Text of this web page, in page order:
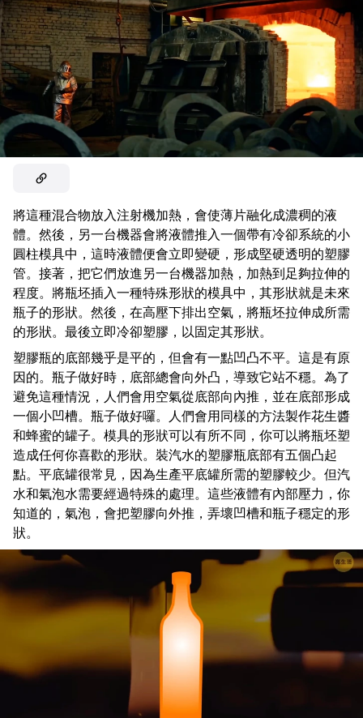
將這種混合物放入注射機加熱，會使薄片融化成濃稠的液
體。然後，另一台機器會將液體推入一個帶有冷卻系統的小
圓柱模具中，這時液體便會立即變硬，形成堅硬透明的塑膠
管。接著，把它們放進另一台機器加熱，加熱到足夠拉伸的
程度。將瓶坯插入一種特殊形狀的模具中，其形狀就是未來
瓶子的形狀。然後，在高壓下排出空氣，將瓶坯拉伸成所需
的形狀。最後立即冷卻塑膠，以固定其形狀。
塑膠瓶的底部幾乎是平的，但會有一點凹凸不平。這是有原
因的。瓶子做好時，底部總會向外凸，導致它站不穩。為了
避免這種情況，人們會用空氣從底部向內推，並在底部形成
一個小凹槽。瓶子做好囉。人們會用同樣的方法製作花生醬
和蜂蜜的罐子。模具的形狀可以有所不同，你可以將瓶坯塑
造成任何你喜歡的形狀。裝汽水的塑膠瓶底部有五個凸起
點。平底罐很常見，因為生產平底罐所需的塑膠較少。但汽
水和氣泡水需要經過特殊的處理。這些液體有內部壓力，你
知道的，氣泡，會把塑膠向外推，弄壞凹槽和瓶子穩定的形
狀。